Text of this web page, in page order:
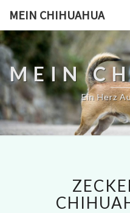
MEIN CHIHUAHUA
MEIN
Ein Herz